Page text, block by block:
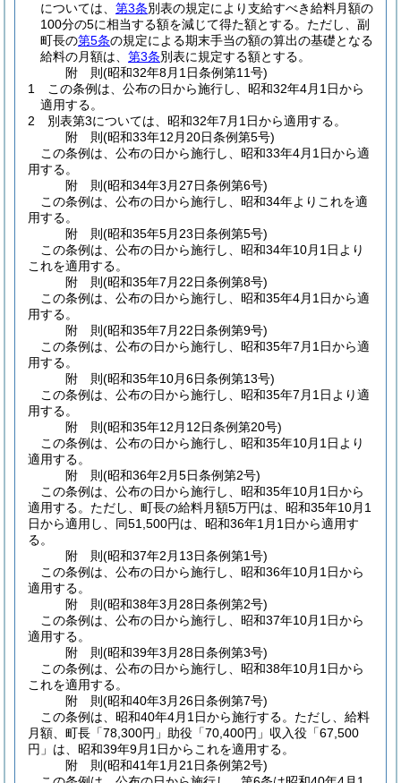
については、 第3条別表の規定により支給すべき給料月額の
100分の5に相当する額を減じて得た額とする。 ただし、副
町長の第5条の規定による期末手当の額の算出の基礎となる
給料の月額は、 第3条別表に規定する額とする。
附 則(昭和32年8月1日条例第11号)
1
この条例は、公布の日から施行し、昭和32年4月1日から
適用する。
2
別表第3については、昭和32年7月1日から適用する。
附 則(昭和33年12月20日条例第5号)
この条例は、公布の日から施行し、昭和33年4月1日から適
用する。
附 則(昭和34年3月27日条例第6号)
この条例は、公布の日から施行し、昭和34年よりこれを適
用する。
附 則(昭和35年5月23日条例第5号)
この条例は、公布の日から施行し、昭和34年10月1日より
これを適用する。
附 則(昭和35年7月22日条例第8号)
この条例は、公布の日から施行し、昭和35年4月1日から適
用する。
附 則(昭和35年7月22日条例第9号)
この条例は、公布の日から施行し、昭和35年7月1日から適
用する。
附 則(昭和35年10月6日条例第13号)
この条例は、公布の日から施行し、昭和35年7月1日より適
用する。
附 則(昭和35年12月12日条例第20号)
この条例は、公布の日から施行し、昭和35年10月1日より
適用する。
附 則(昭和36年2月5日条例第2号)
この条例は、公布の日から施行し、昭和35年10月1日から
適用する。 ただし、町長の給料月額5万円は、昭和35年10月1
日から適用し、同51,500円は、昭和36年1月1日から適用す
る。
附 則(昭和37年2月13日条例第1号)
この条例は、公布の日から施行し、昭和36年10月1日から
適用する。
附 則(昭和38年3月28日条例第2号)
この条例は、公布の日から施行し、昭和37年10月1日から
適用する。
附 則(昭和39年3月28日条例第3号)
この条例は、公布の日から施行し、昭和38年10月1日から
これを適用する。
附 則(昭和40年3月26日条例第7号)
この条例は、昭和40年4月1日から施行する。 ただし、給料
月額、町長「78,300円」助役「70,400円」収入役「67,500
円」は、昭和39年9月1日からこれを適用する。
附 則(昭和41年1月21日条例第2号)